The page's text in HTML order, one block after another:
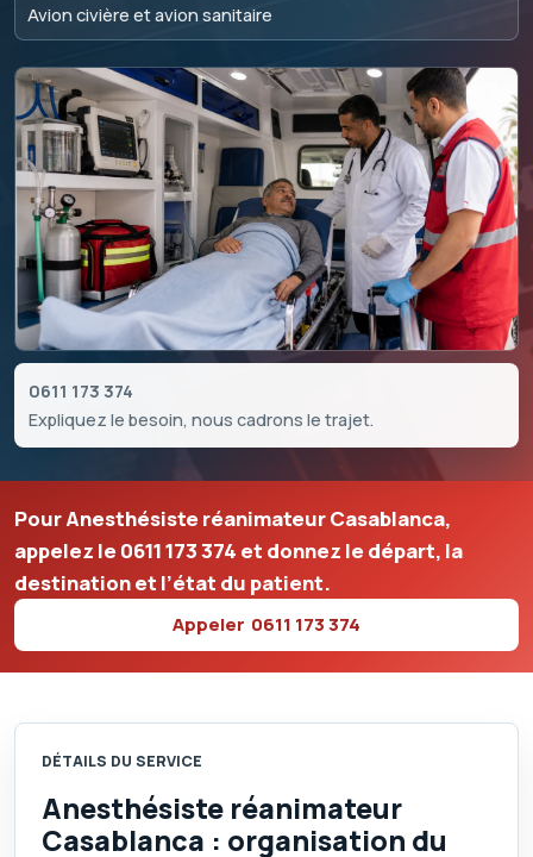
Avion civière et avion sanitaire
0611 173 374
Expliquez le besoin, nous cadrons le trajet.
Pour Anesthésiste réanimateur Casablanca,
appelez le 0611 173 374 et donnez le départ, la
destination et l’état du patient.
Appeler 0611 173 374
DÉTAILS DU SERVICE
Anesthésiste réanimateur
Casablanca : organisation du